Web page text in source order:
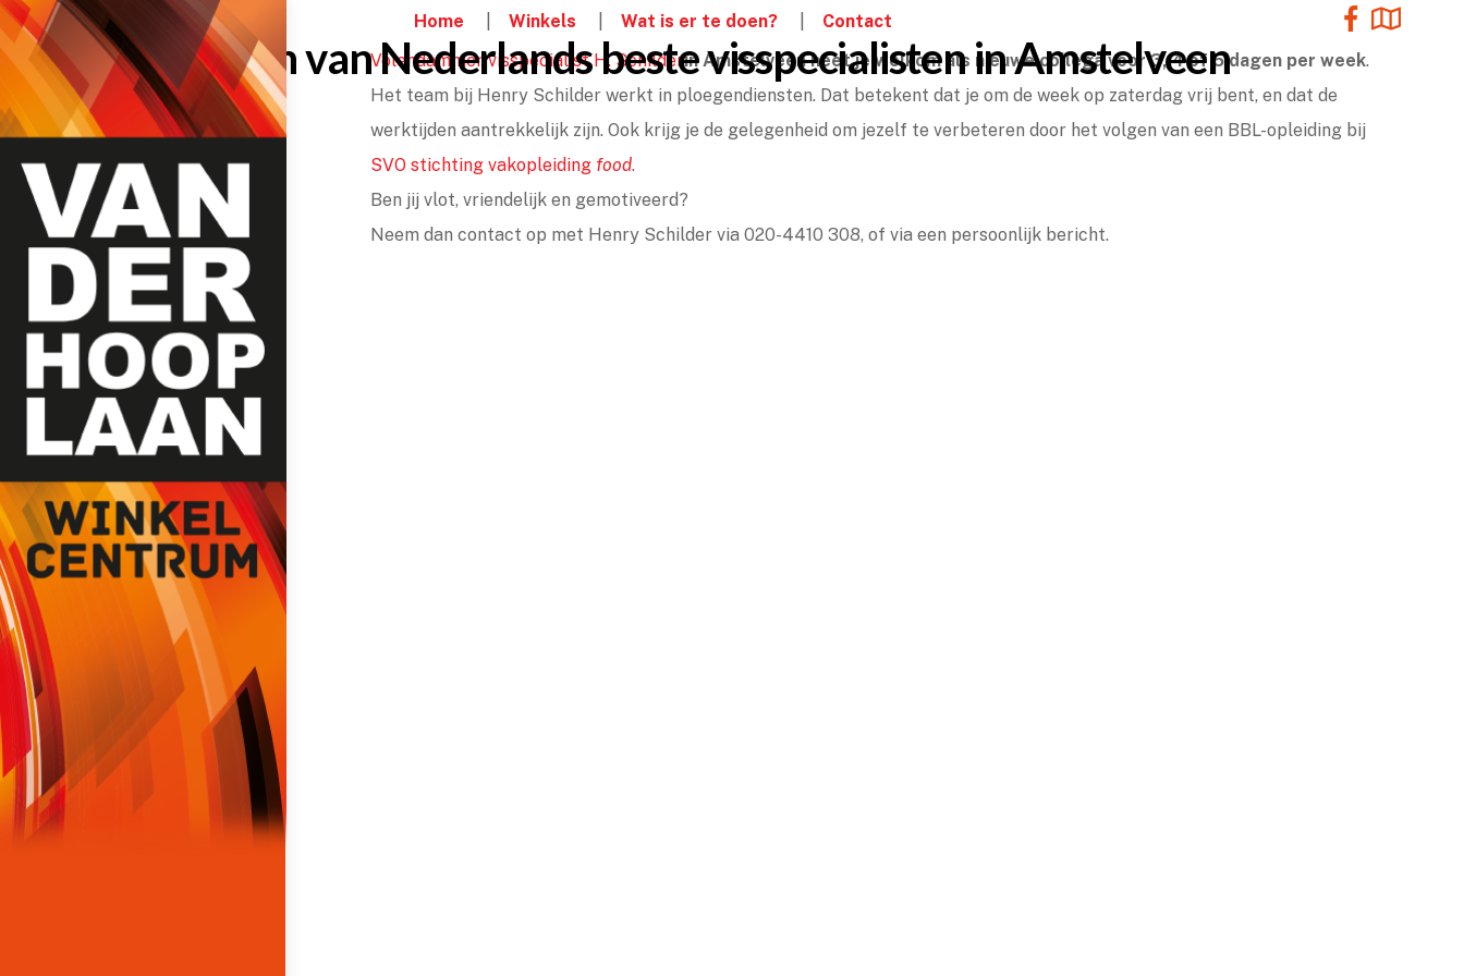
Skip
to
content
Home Winkels Wat is er te doen? Contact
Werken bij een van Nederlands beste visspecialisten in Amstelveen
Volendammer visspecialist H. Schilderin Amstelveen heet je welkom als nieuwe collega voor 3, 4 of 5 dagen per week.
Het team bij Henry Schilder werkt in ploegendiensten. Dat betekent dat je om de week op zaterdag vrij bent, en dat de
werktijden aantrekkelijk zijn. Ook krijg je de gelegenheid om jezelf te verbeteren door het volgen van een BBL-opleiding bij
SVO stichting vakopleiding food.
Ben jij vlot, vriendelijk en gemotiveerd?
Neem dan contact op met Henry Schilder via 020-4410 308, of via een persoonlijk bericht.